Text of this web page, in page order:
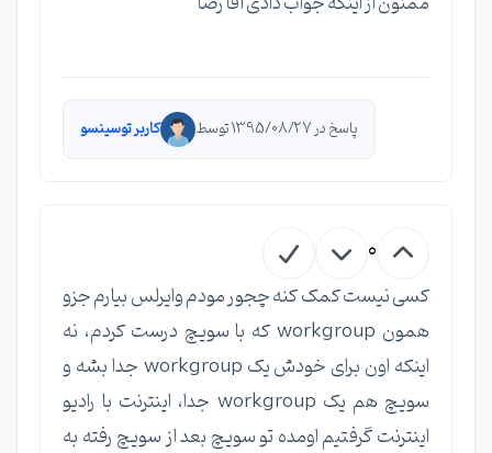
پاسخ در 1395/08/27 توسط کاربر توسینسو
0
کسی نیست کمک کنه چجور مودم وایرلس بیارم جزو
همون workgroup که با سویچ درست کردم، نه
اینکه اون برای خودش یک workgroup جدا بشه و
سویچ هم یک workgroup جدا، اینترنت با رادیو
اینترنت گرفتیم اومده تو سویچ بعد از سویچ رفته به